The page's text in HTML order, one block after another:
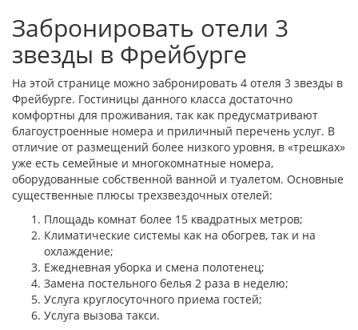
Забронировать отели 3
звезды в Фрейбурге
На этой странице можно забронировать 4 отеля 3 звезды в
Фрейбурге. Гостиницы данного класса достаточно
комфортны для проживания, так как предусматривают
благоустроенные номера и приличный перечень услуг. В
отличие от размещений более низкого уровня, в «трешках»
уже есть семейные и многокомнатные номера,
оборудованные собственной ванной и туалетом. Основные
существенные плюсы трехзвездочных отелей:
Площадь комнат более 15 квадратных метров;
Климатические системы как на обогрев, так и на
охлаждение;
Ежедневная уборка и смена полотенец;
Замена постельного белья 2 раза в неделю;
Услуга круглосуточного приема гостей;
Услуга вызова такси.